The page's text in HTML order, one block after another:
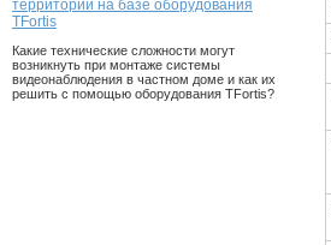
территории на базе оборудования
TFortis
Какие технические сложности могут
возникнуть при монтаже системы
видеонаблюдения в частном доме и как их
решить с помощью оборудования TFortis?